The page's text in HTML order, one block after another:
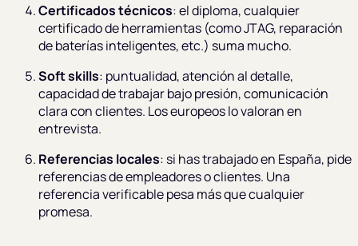
Certificados técnicos: el diploma, cualquier
certificado de herramientas (como JTAG, reparación
de baterías inteligentes, etc.) suma mucho.
Soft skills: puntualidad, atención al detalle,
capacidad de trabajar bajo presión, comunicación
clara con clientes. Los europeos lo valoran en
entrevista.
Referencias locales: si has trabajado en España, pide
referencias de empleadores o clientes. Una
referencia verificable pesa más que cualquier
promesa.